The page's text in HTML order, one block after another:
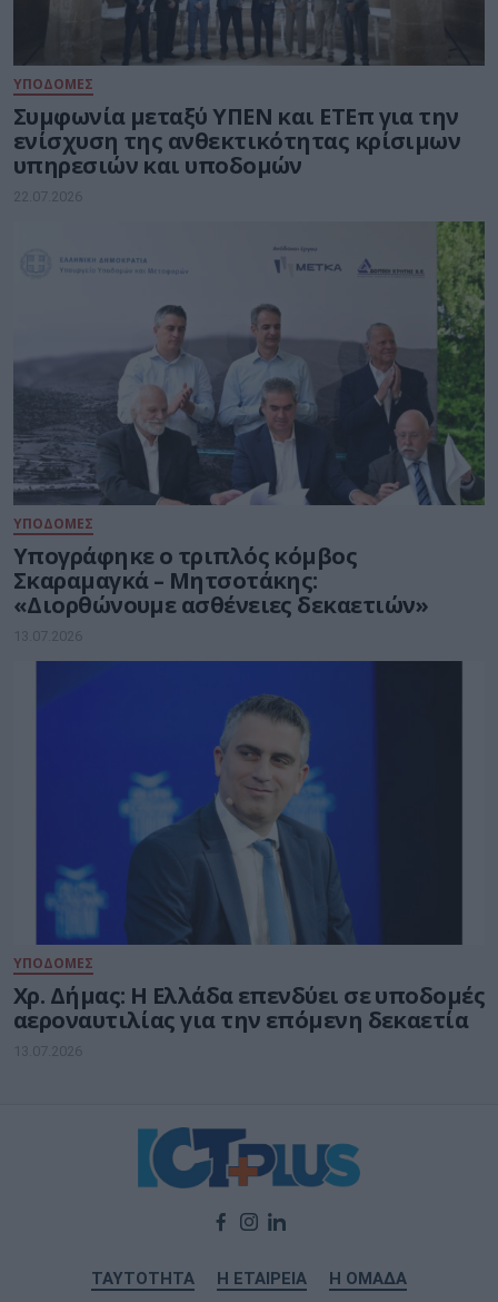
ΥΠΟΔΟΜΕΣ
Συμφωνία μεταξύ ΥΠΕΝ και ΕΤΕπ για την
ενίσχυση της ανθεκτικότητας κρίσιμων
υπηρεσιών και υποδομών
22.07.2026
ΥΠΟΔΟΜΕΣ
Υπογράφηκε ο τριπλός κόμβος
Σκαραμαγκά – Μητσοτάκης:
«Διορθώνουμε ασθένειες δεκαετιών»
13.07.2026
ΥΠΟΔΟΜΕΣ
Χρ. Δήμας: Η Ελλάδα επενδύει σε υποδομές
αεροναυτιλίας για την επόμενη δεκαετία
13.07.2026
ΤΑΥΤΟΤΗΤΑ Η ΕΤΑΙΡΕΙΑ Η ΟΜΑΔΑ